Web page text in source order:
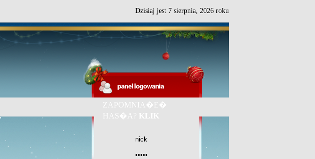
Dzisiaj jest 7 sierpnia, 2026 roku
ZAPOMNIA�E�
HAS�A? KLIK